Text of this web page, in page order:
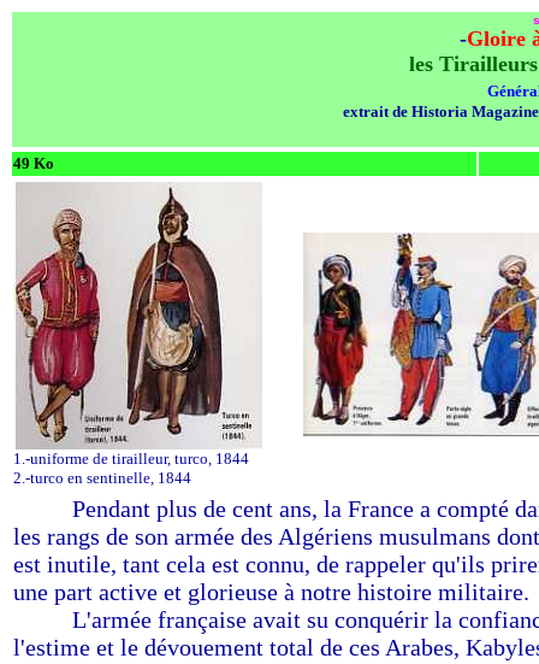
-Gloire
les
extrait de Historia
49 Ko
1.-uniforme de tirailleur, turco, 1844
2.-turco en sentinelle, 1844
Pendant plus de cent ans, la France a compté
les rangs de son armée des Algériens musulmans
est inutile, tant cela est connu, de rappeler qu'ils
une part active et glorieuse à notre histoire militaire.
L'armée française avait su conquérir la
l'estime et le dévouement total de ces Arabes,